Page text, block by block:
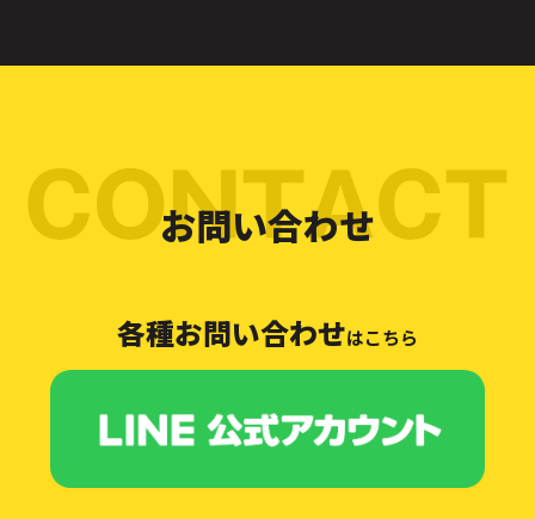
お問い合わせ
各種お問い合わせはこちら